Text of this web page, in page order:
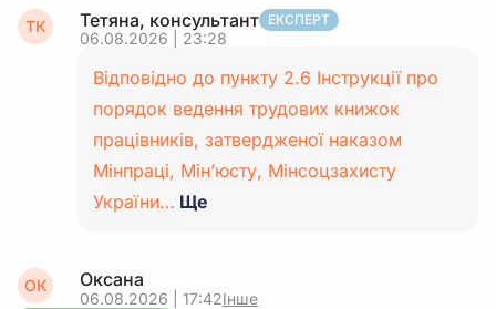
ТК Тетяна, консультант ЕКСПЕРТ
06.08.2026 | 23:28
Відповідно до пункту 2.6 Інструкції про
порядок ведення трудових книжок
працівників, затвердженої наказом
Мінпраці, Мін’юсту, Мінсоцзахисту
України… Ще
ОК Оксана
06.08.2026 | 17:42Інше